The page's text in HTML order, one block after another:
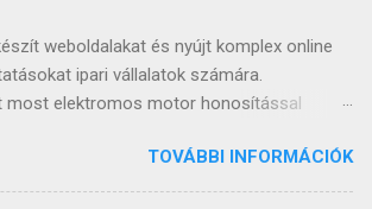
weboldalakat és nyújt komplex online
ipari vállalatok számára.
most elektromos motor honosítással
stratégiát dolgoztunk ki, mellyel
szolgáltatásaikat, és új
TOVÁBBI INFORMÁCIÓK